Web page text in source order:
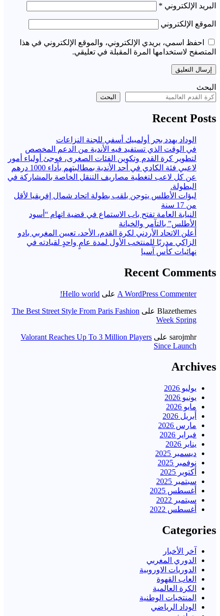
البريد الإلكتروني *
الموقع الإلكتروني
احفظ اسمي، بريدي الإلكتروني، والموقع الإلكتروني في هذا
المتصفح لاستخدامها المرة المقبلة في تعليقي.
البحث
البحث
Recent Posts
الوداد يهدد بجر أولمبيك أسفي للجنة النزاعات
في الوقت الذي تستفيد فيه الأندية من الدعم المخصص
لتطوير كرة القدم وتكوين الفئات الصغرى، فوجئ أولياء أمور
لاعبي فئة الكادي في أحد الأندية بمطالبتهم بأداء 1000 درهم
عن كل لاعب لتغطية مصاريف التنقل الخاصة بالمشاركة في
البطولة.
لبؤات الأطلس يتوجن بلقب بطولة اتحاد شمال إفريقيا لأقل
من 17 سنة
النيابة العامة تفتح باب الاستماع في قضية اتهام “أسود
الأطلس” بالتآمر والخيانة
أعلن الاتحاد الأردني لكرة القدم، الأحد، تعيين المغربي بادو
الزاكي مدربًا للمنتخب الأول لمدة عامٍ واحدٍ لقيادته ​في
نهائيات كأس آسيا
Recent Comments
A WordPress Commenter على Hello world!
Blazethemes على The Best Street Style From Paris Fashion
Week Spring
sarojmhr على Valorant Reaches Up To 3 Million Players
Since Launch
Archives
يوليو 2026
يونيو 2026
مايو 2026
أبريل 2026
مارس 2026
فبراير 2026
يناير 2026
ديسمبر 2025
نوفمبر 2025
أكتوبر 2025
سبتمبر 2025
أغسطس 2025
سبتمبر 2022
أغسطس 2022
Categories
آخر الأخبار
الدوري المغربي
الدوريات الاوروبية
العاب القهوة
الكرة العالمية
المنتخبات الوطنية
الوداد الرياضي